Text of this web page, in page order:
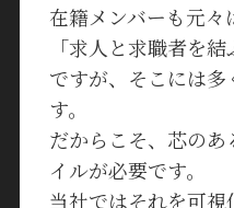
在籍メンバーも元々
「求人と求職者を
ですが、そこには
す。
だからこそ、芯のあ
イルが必要です。
当社ではそれを可